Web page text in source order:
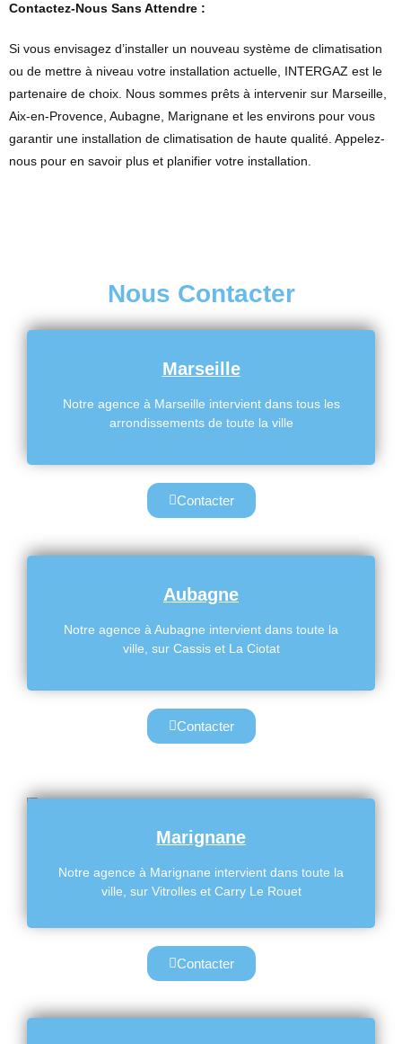
Contactez-Nous Sans Attendre :
Si vous envisagez d’installer un nouveau système de climatisation
ou de mettre à niveau votre installation actuelle, INTERGAZ est le
partenaire de choix. Nous sommes prêts à intervenir sur Marseille,
Aix-en-Provence, Aubagne, Marignane et les environs pour vous
garantir une installation de climatisation de haute qualité. Appelez-
nous pour en savoir plus et planifier votre installation.
Nous Contacter
Marseille
Notre agence à Marseille intervient dans tous les
arrondissements de toute la ville
Contacter
Aubagne
Notre agence à Aubagne intervient dans toute la
ville, sur Cassis et La Ciotat
Contacter
Marignane
Notre agence à Marignane intervient dans toute la
ville, sur Vitrolles et Carry Le Rouet
Contacter